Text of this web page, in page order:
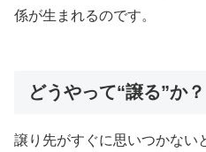
係が生まれるのです。
どうやって“譲る”か？
譲り先がすぐに思いつかない